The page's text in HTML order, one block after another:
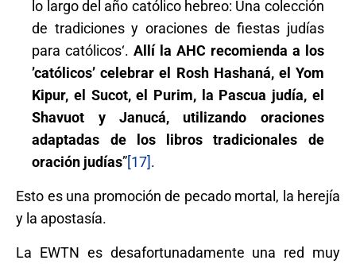
lo largo del año católico hebreo: Una colección
de tradiciones y oraciones de fiestas judías
para católicos‘.Allí la AHC recomienda a los
’católicos’ celebrar el Rosh Hashaná, el Yom
Kipur, el Sucot, el Purim, la Pascua judía, el
Shavuot y Janucá, utilizando oraciones
adaptadas de los libros tradicionales de
oración judías”[17].
Esto es una promoción de pecado mortal, la herejía
y la apostasía.
La EWTN es desafortunadamente una red muy